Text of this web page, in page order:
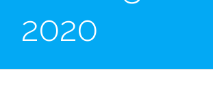
2020